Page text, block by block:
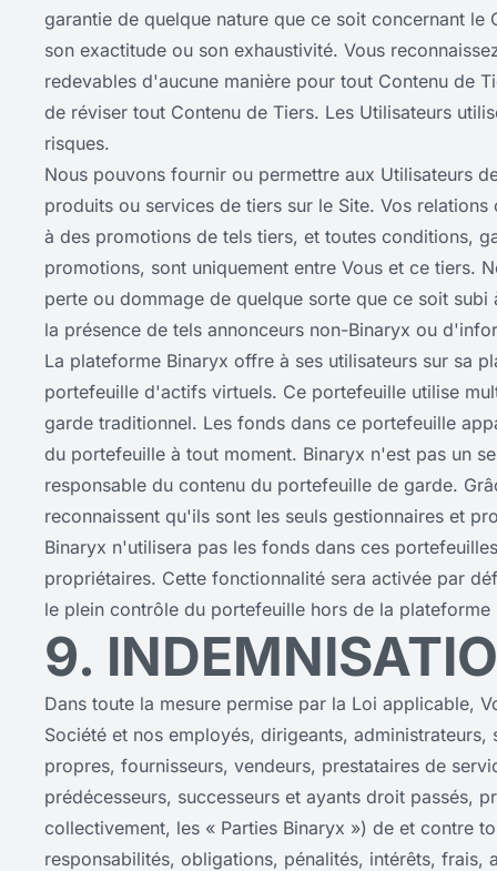
garantie de quelque nature que ce soit concernant
son exactitude ou son exhaustivité. Vous
redevables d'aucune manière pour tout Contenu de
de réviser tout Contenu de Tiers. Les Utilisateurs
risques.
Nous pouvons fournir ou permettre aux Utilisateurs
produits ou services de tiers sur le Site. Vos
à des promotions de tels tiers, et toutes conditions,
promotions, sont uniquement entre Vous et ce tiers.
perte ou dommage de quelque sorte que ce soit
la présence de tels annonceurs non-Binaryx ou
La plateforme Binaryx offre à ses utilisateurs sur sa
portefeuille d'actifs virtuels. Ce portefeuille utilise
garde traditionnel. Les fonds dans ce portefeuille
du portefeuille à tout moment. Binaryx n'est pas un
responsable du contenu du portefeuille de garde.
reconnaissent qu'ils sont les seuls gestionnaires et
Binaryx n'utilisera pas les fonds dans ces
propriétaires. Cette fonctionnalité sera activée par
le plein contrôle du portefeuille hors de la
9.
Dans toute la mesure permise par la Loi applicable,
Société et nos employés, dirigeants,
propres, fournisseurs, vendeurs, prestataires de
prédécesseurs, successeurs et ayants droit passés,
collectivement, les « Parties Binaryx ») de et contre
responsabilités, obligations, pénalités, intérêts,